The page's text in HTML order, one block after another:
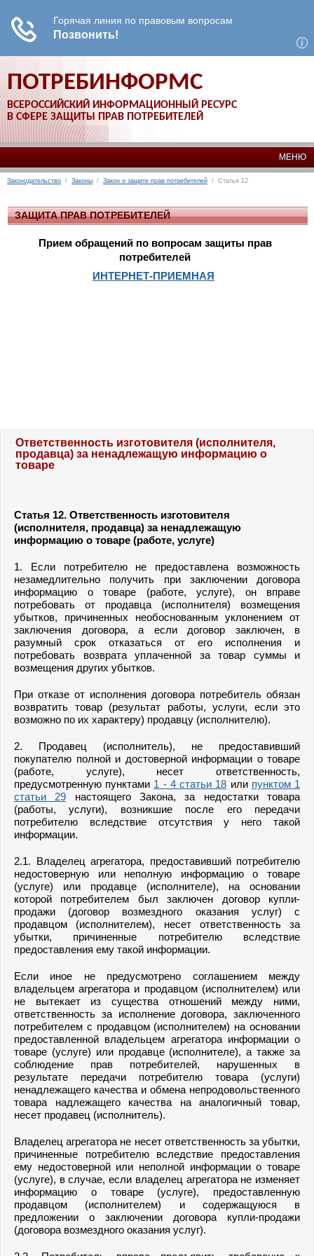
ПОТРЕБИНФОРМС
ВСЕРОССИЙСКИЙ ИНФОРМАЦИОННЫЙ РЕСУРС
В СФЕРЕ ЗАЩИТЫ ПРАВ ПОТРЕБИТЕЛЕЙ
МЕНЮ
Законодательство / Законы / Закон о защите прав потребителей / Статья 12
ЗАЩИТА ПРАВ ПОТРЕБИТЕЛЕЙ
Прием обращений по вопросам защиты прав
потребителей
ИНТЕРНЕТ-ПРИЕМНАЯ
Ответственность изготовителя (исполнителя,
продавца) за ненадлежащую информацию о
товаре
Статья 12. Ответственность изготовителя
(исполнителя, продавца) за ненадлежащую
информацию о товаре (работе, услуге)
1. Если потребителю не предоставлена возможность
незамедлительно получить при заключении договора
информацию о товаре (работе, услуге), он вправе
потребовать от продавца (исполнителя) возмещения
убытков, причиненных необоснованным уклонением от
заключения договора, а если договор заключен, в
разумный срок отказаться от его исполнения и
потребовать возврата уплаченной за товар суммы и
возмещения других убытков.
При отказе от исполнения договора потребитель обязан
возвратить товар (результат работы, услуги, если это
возможно по их характеру) продавцу (исполнителю).
2. Продавец (исполнитель), не предоставивший
покупателю полной и достоверной информации о товаре
(работе, услуге), несет ответственность,
предусмотренную пунктами 1 - 4 статьи 18 или пунктом 1
статьи 29 настоящего Закона, за недостатки товара
(работы, услуги), возникшие после его передачи
потребителю вследствие отсутствия у него такой
информации.
2.1. Владелец агрегатора, предоставивший потребителю
недостоверную или неполную информацию о товаре
(услуге) или продавце (исполнителе), на основании
которой потребителем был заключен договор купли-
продажи (договор возмездного оказания услуг) с
продавцом (исполнителем), несет ответственность за
убытки, причиненные потребителю вследствие
предоставления ему такой информации.
Если иное не предусмотрено соглашением между
владельцем агрегатора и продавцом (исполнителем) или
не вытекает из существа отношений между ними,
ответственность за исполнение договора, заключенного
потребителем с продавцом (исполнителем) на основании
предоставленной владельцем агрегатора информации о
товаре (услуге) или продавце (исполнителе), а также за
соблюдение прав потребителей, нарушенных в
результате передачи потребителю товара (услуги)
ненадлежащего качества и обмена непродовольственного
товара надлежащего качества на аналогичный товар,
несет продавец (исполнитель).
Владелец агрегатора не несет ответственность за убытки,
причиненные потребителю вследствие предоставления
ему недостоверной или неполной информации о товаре
(услуге), в случае, если владелец агрегатора не изменяет
информацию о товаре (услуге), предоставленную
продавцом (исполнителем) и содержащуюся в
предложении о заключении договора купли-продажи
(договора возмездного оказания услуг).